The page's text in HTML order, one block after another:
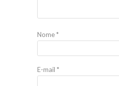
Nome*
E-mail *